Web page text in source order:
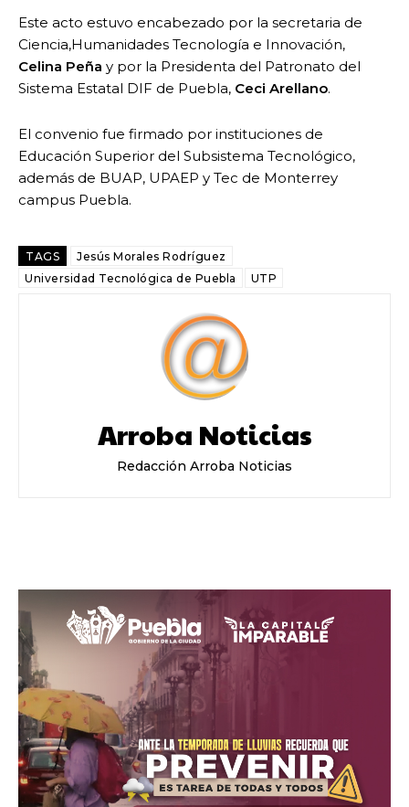
Este acto estuvo encabezado por la secretaria de
Ciencia,Humanidades Tecnología e Innovación,
Celina Peña y por la Presidenta del Patronato del
Sistema Estatal DIF de Puebla, Ceci Arellano.
El convenio fue firmado por instituciones de
Educación Superior del Subsistema Tecnológico,
además de BUAP, UPAEP y Tec de Monterrey
campus Puebla.
TAGS
Jesús Morales Rodríguez
Universidad Tecnológica de Puebla
UTP
Arroba Noticias
Redacción Arroba Noticias